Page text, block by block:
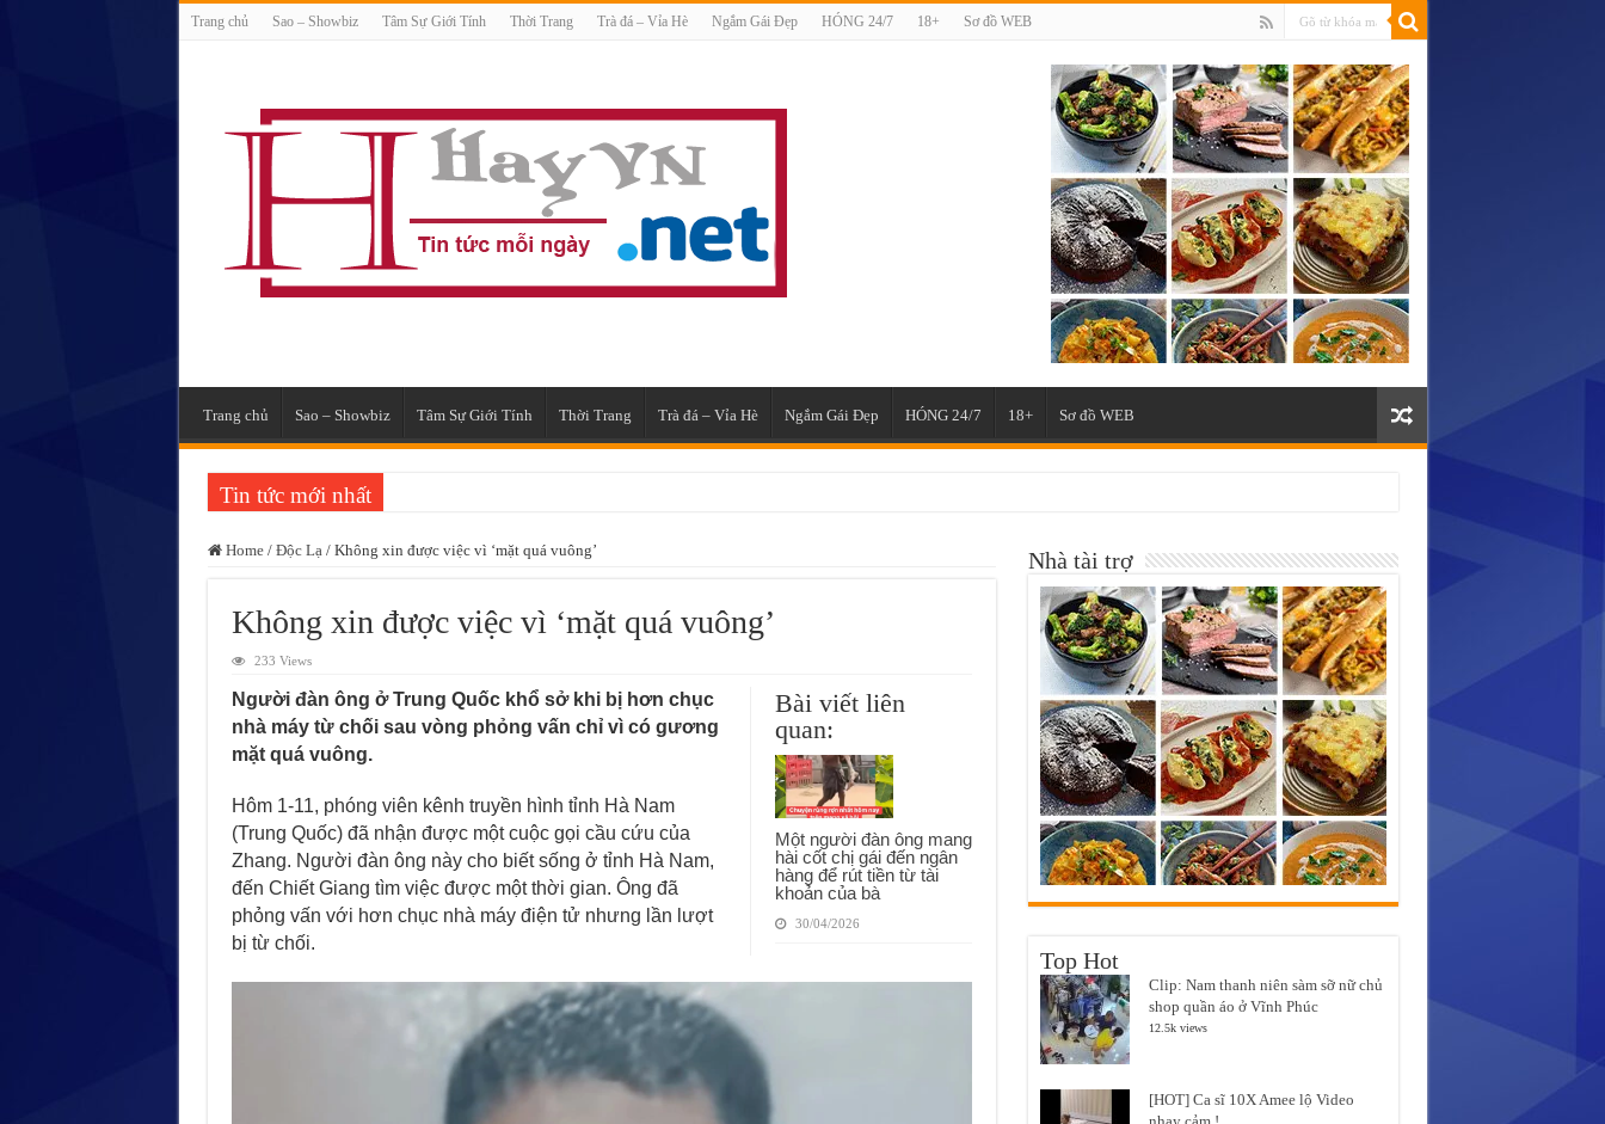
Trang chủ Sao – Showbiz Tâm Sự Giới Tính Thời Trang Trà đá – Vỉa Hè Ngắm Gái Đẹp HÓNG 24/7 18+ Sơ đồ WEB
Trang chủ Sao – Showbiz Tâm Sự Giới Tính Thời Trang Trà đá – Vỉa Hè Ngắm Gái Đẹp HÓNG 24/7 18+ Sơ đồ WEB
Tin tức mới nhất
Home / Độc Lạ / Không xin được việc vì ‘mặt quá vuông’
Không xin được việc vì ‘mặt quá vuông’
233 Views
Bài viết liên
quan:
Một người đàn ông mang
hài cốt chị gái đến ngân
hàng để rút tiền từ tài
khoản của bà
30/04/2026
Người đàn ông ở Trung Quốc khổ sở khi bị hơn chục
nhà máy từ chối sau vòng phỏng vấn chỉ vì có gương
mặt quá vuông.
Hôm 1-11, phóng viên kênh truyền hình tỉnh Hà Nam
(Trung Quốc) đã nhận được một cuộc gọi cầu cứu của
Zhang. Người đàn ông này cho biết sống ở tỉnh Hà Nam,
đến Chiết Giang tìm việc được một thời gian. Ông đã
phỏng vấn với hơn chục nhà máy điện tử nhưng lần lượt
bị từ chối.
Nhà tài trợ
Top Hot
Clip: Nam thanh niên sàm sỡ nữ chủ
shop quần áo ở Vĩnh Phúc
12.5k views
[HOT] Ca sĩ 10X Amee lộ Video